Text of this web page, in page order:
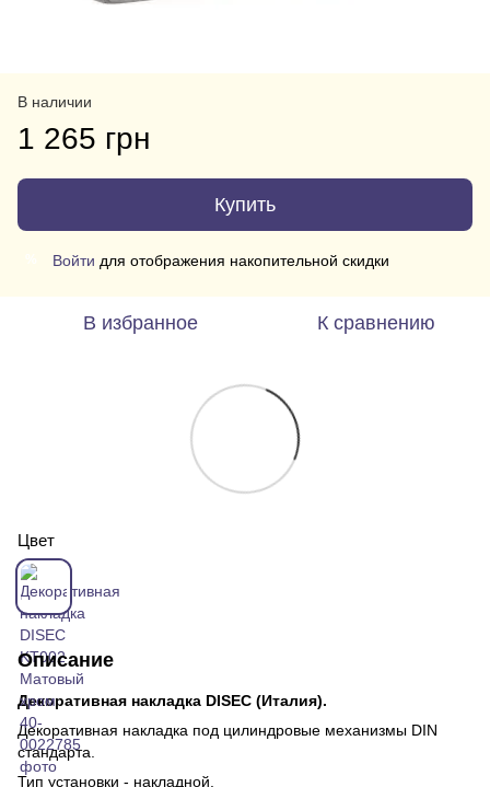
В наличии
1 265 грн
Купить
Войти для отображения накопительной скидки
В избранное К сравнению
Цвет
Описание
Декоративная накладка DISEC (Италия).
Декоративная накладка под цилиндровые механизмы DIN
стандарта.
Тип установки - накладной.